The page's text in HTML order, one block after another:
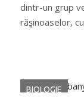
dintr-un grup
răşinoaselor,
BIOLOGIE